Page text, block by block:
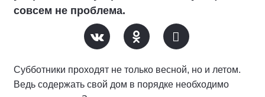
совсем не проблема.
Субботники проходят не только весной, но и летом.
Ведь содержать свой дом в порядке необходимо